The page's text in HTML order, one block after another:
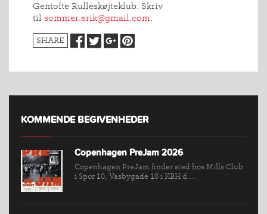
Gentofte Rulleskøjteklub. Skriv
til sommer.erik@gmail.com
SHARE
KOMMENDE BEGIVENHEDER
Copenhagen PreJam 2026
Copenhagen PreJam finder sted hos Mills Club
i Spor 10, Vasbygade 10 i KBH d....